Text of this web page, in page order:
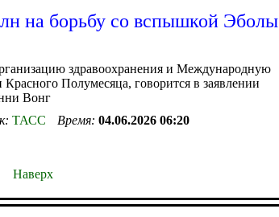
на борьбу со вспышкой Эболы
здравоохранения и Международную
Полумесяца, говорится в заявлении
Вонг
ТАСС Время: 04.06.2026 06:20
Наверх